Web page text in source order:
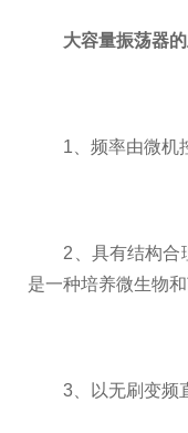
大容量振荡器
1、频率由微机控
2、具有结构合理
是一种培养微生物和
3、以无刷变频直